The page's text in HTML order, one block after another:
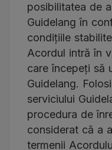
posibilitatea de
Guidelang în
condițiile
Acordul intră în
care începeți să
Guidelang.
serviciului
procedura de
considerat că a
termenii